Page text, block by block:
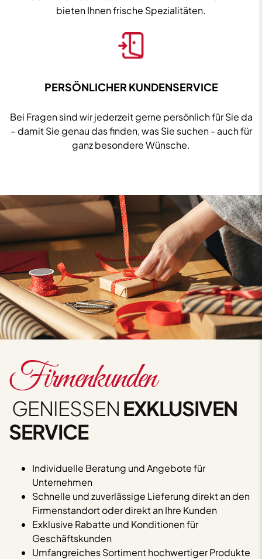
bieten Ihnen frische Spezialitäten.
PERSÖNLICHER KUNDENSERVICE
Bei Fragen sind wir jederzeit gerne persönlich für Sie da
– damit Sie genau das finden, was Sie suchen - auch für
ganz besondere Wünsche.
Firmenkunden
GENIESSEN EXKLUSIVEN
SERVICE
Individuelle Beratung und Angebote für
Unternehmen
Schnelle und zuverlässige Lieferung direkt an den
Firmenstandort oder direkt an Ihre Kunden
Exklusive Rabatte und Konditionen für
Geschäftskunden
Umfangreiches Sortiment hochwertiger Produkte